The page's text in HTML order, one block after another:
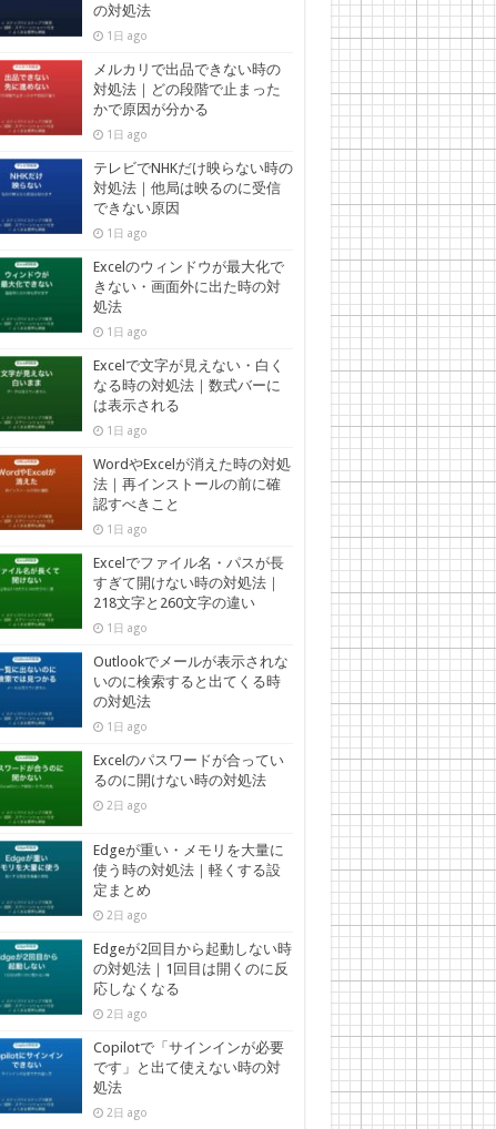
の対処法
1日 ago
メルカリで出品できない時の
対処法｜どの段階で止まった
かで原因が分かる
1日 ago
テレビでNHKだけ映らない時の
対処法｜他局は映るのに受信
できない原因
1日 ago
Excelのウィンドウが最大化で
きない・画面外に出た時の対
処法
1日 ago
Excelで文字が見えない・白く
なる時の対処法｜数式バーに
は表示される
1日 ago
WordやExcelが消えた時の対処
法｜再インストールの前に確
認すべきこと
1日 ago
Excelでファイル名・パスが長
すぎて開けない時の対処法｜
218文字と260文字の違い
1日 ago
Outlookでメールが表示されな
いのに検索すると出てくる時
の対処法
1日 ago
Excelのパスワードが合ってい
るのに開けない時の対処法
2日 ago
Edgeが重い・メモリを大量に
使う時の対処法｜軽くする設
定まとめ
2日 ago
Edgeが2回目から起動しない時
の対処法｜1回目は開くのに反
応しなくなる
2日 ago
Copilotで「サインインが必要
です」と出て使えない時の対
処法
2日 ago